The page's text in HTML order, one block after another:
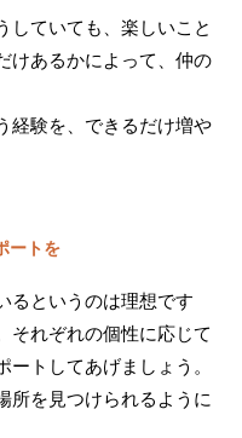
していても、楽しいこと
けあるかによって、仲の
経験を、できるだけ増や
ートを
るというのは理想です
それぞれの個性に応じて
トしてあげましょう。
所を見つけられるように